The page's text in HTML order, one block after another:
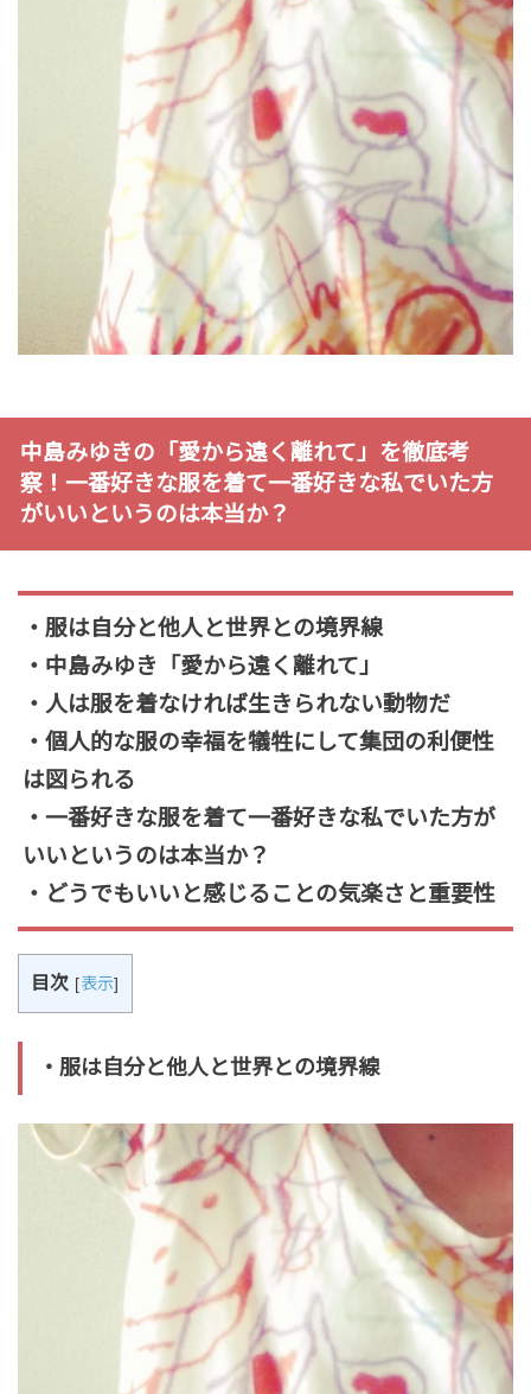
中島みゆきの「愛から遠く離れて」を徹底考
察！一番好きな服を着て一番好きな私でいた方
がいいというのは本当か？
・服は自分と他人と世界との境界線
・中島みゆき「愛から遠く離れて」
・人は服を着なければ生きられない動物だ
・個人的な服の幸福を犠牲にして集団の利便性
は図られる
・一番好きな服を着て一番好きな私でいた方が
いいというのは本当か？
・どうでもいいと感じることの気楽さと重要性
目次 [表示]
・服は自分と他人と世界との境界線